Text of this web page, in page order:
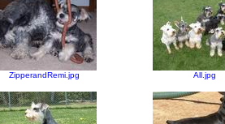
ZipperandRemi.jpg All.jpg